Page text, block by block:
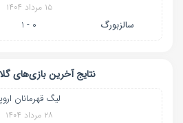
۱۵ مرداد ۱۴۰۴
سالزبورگ 0 - 1
نتایج آخرین بازی‌های
لیگ قهرمانان
۲۸ مرداد ۱۴۰۴